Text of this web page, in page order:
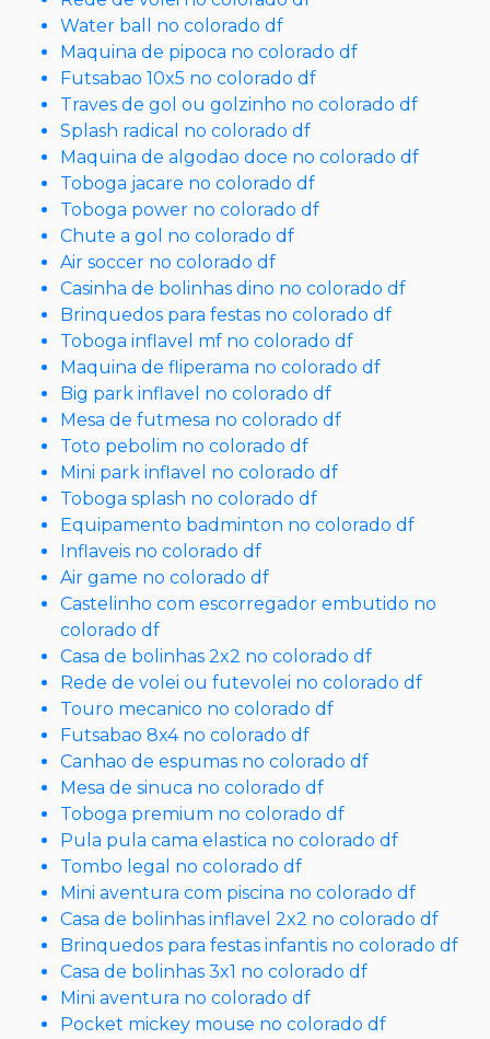
Water ball no colorado df
Maquina de pipoca no colorado df
Futsabao 10x5 no colorado df
Traves de gol ou golzinho no colorado df
Splash radical no colorado df
Maquina de algodao doce no colorado df
Toboga jacare no colorado df
Toboga power no colorado df
Chute a gol no colorado df
Air soccer no colorado df
Casinha de bolinhas dino no colorado df
Brinquedos para festas no colorado df
Toboga inflavel mf no colorado df
Maquina de fliperama no colorado df
Big park inflavel no colorado df
Mesa de futmesa no colorado df
Toto pebolim no colorado df
Mini park inflavel no colorado df
Toboga splash no colorado df
Equipamento badminton no colorado df
Inflaveis no colorado df
Air game no colorado df
Castelinho com escorregador embutido no
colorado df
Casa de bolinhas 2x2 no colorado df
Rede de volei ou futevolei no colorado df
Touro mecanico no colorado df
Futsabao 8x4 no colorado df
Canhao de espumas no colorado df
Mesa de sinuca no colorado df
Toboga premium no colorado df
Pula pula cama elastica no colorado df
Tombo legal no colorado df
Mini aventura com piscina no colorado df
Casa de bolinhas inflavel 2x2 no colorado df
Brinquedos para festas infantis no colorado df
Casa de bolinhas 3x1 no colorado df
Mini aventura no colorado df
Pocket mickey mouse no colorado df